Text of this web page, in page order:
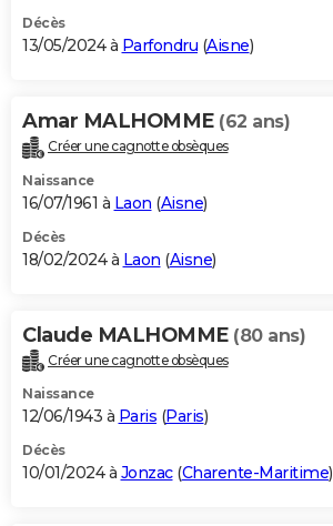
Décès
13/05/2024 à Parfondru (Aisne)
Amar MALHOMME (62 ans)
Créer une cagnotte obsèques
Naissance
16/07/1961 à Laon (Aisne)
Décès
18/02/2024 à Laon (Aisne)
Claude MALHOMME (80 ans)
Créer une cagnotte obsèques
Naissance
12/06/1943 à Paris (Paris)
Décès
10/01/2024 à Jonzac(Charente-Maritime)